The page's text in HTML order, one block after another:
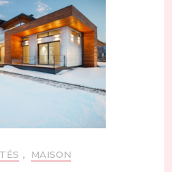
, MAISON